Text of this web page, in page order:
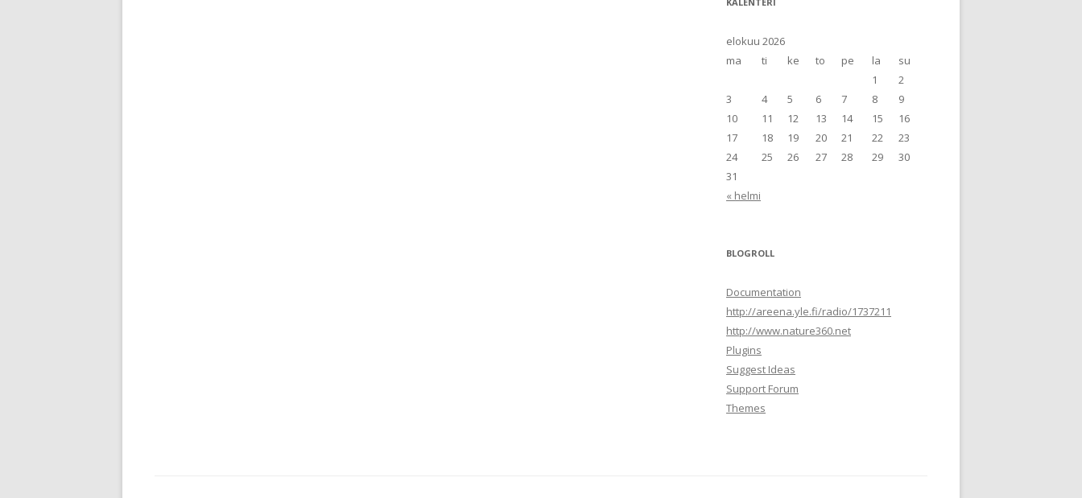
elokuu 2026
ma
ti ke to pe la su
« helmi
1
2
3
4 5 6 7 8
9
10
11 12 13 14 15
16
17
18 19 20 21 22
23
24
25 26 27 28 29
30
31
BLOGROLL
Documentation
http://areena.yle.fi/radio/1737211
http://www.nature360.net
Plugins
Suggest Ideas
Support Forum
Themes